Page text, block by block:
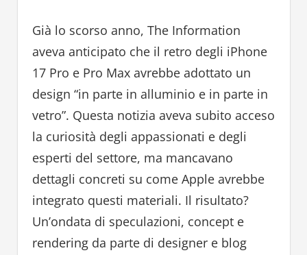
Già lo scorso anno, The Information
aveva anticipato che il retro degli iPhone
17 Pro e Pro Max avrebbe adottato un
design “in parte in alluminio e in parte in
vetro”. Questa notizia aveva subito acceso
la curiosità degli appassionati e degli
esperti del settore, ma mancavano
dettagli concreti su come Apple avrebbe
integrato questi materiali. Il risultato?
Un’ondata di speculazioni, concept e
rendering da parte di designer e blog